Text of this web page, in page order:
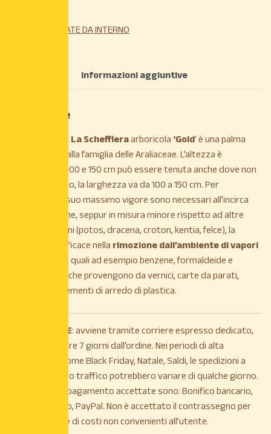
PINATE DA INTERNO
Informazioni aggiuntive
Descrizione
DESCRIZIONE: La Scheffleraarboricola‘Gold‘ è una palma
appartenente alla famiglia delle Araliaceae. L’altezza è
compresa tra 100 e 150 cm può essere tenuta anche dove non
c’è molto spazio, la larghezza va da 100 a 150 cm. Per
raggiungere il suo massimo vigore sono necessari all’incirca
10-20 anni. Infine, seppur in misura minore rispetto ad altre
piante da interni (potos, dracena, croton, kentia, felce), la
schefflera è efficace nellarimozione dall’ambiente di vapori
, quali ad esempio benzene, formaldeide e
tricloroetilene che provengono da vernici, carte da parati,
mobili e complementi di arredo di plastica.
SPEDIZIONE: avviene tramite corriere espresso dedicato,
entro e non oltre 7 giorni dall’ordine. Nei periodi di alta
stagionalità, come Black Friday, Natale, Saldi, le spedizioni a
causa di intenso traffico potrebbero variare di qualche giorno.
Le modalità di pagamento accettate sono: Bonifico bancario,
Carta di credito, PayPal. Non è accettato il contrassegno per
maggiorazione di costi non convenienti all’utente.